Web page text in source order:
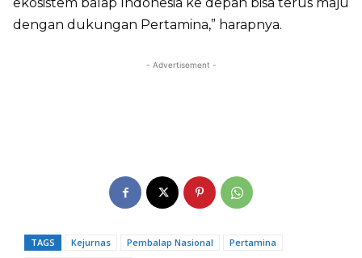
dengan dukungan Pertamina,” harapnya.
- Advertisement -
TAGS Kejurnas Pembalap Nasional Pertamina